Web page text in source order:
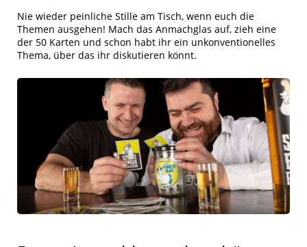
Nie wieder peinliche Stille am Tisch, wenn euch die
Themen ausgehen! Mach das Anmachglas auf, zieh eine
der 50 Karten und schon habt ihr ein unkonventionelles
Thema, über das ihr diskutieren könnt.